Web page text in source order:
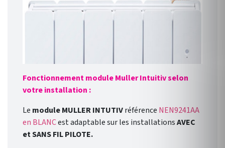
Fonctionnement module Muller Intuitiv selon
votre installation :
Le module MULLER INTUTIVréférence NEN9241AA
en BLANCest adaptable sur les installationsAVEC
et SANS FIL PILOTE.